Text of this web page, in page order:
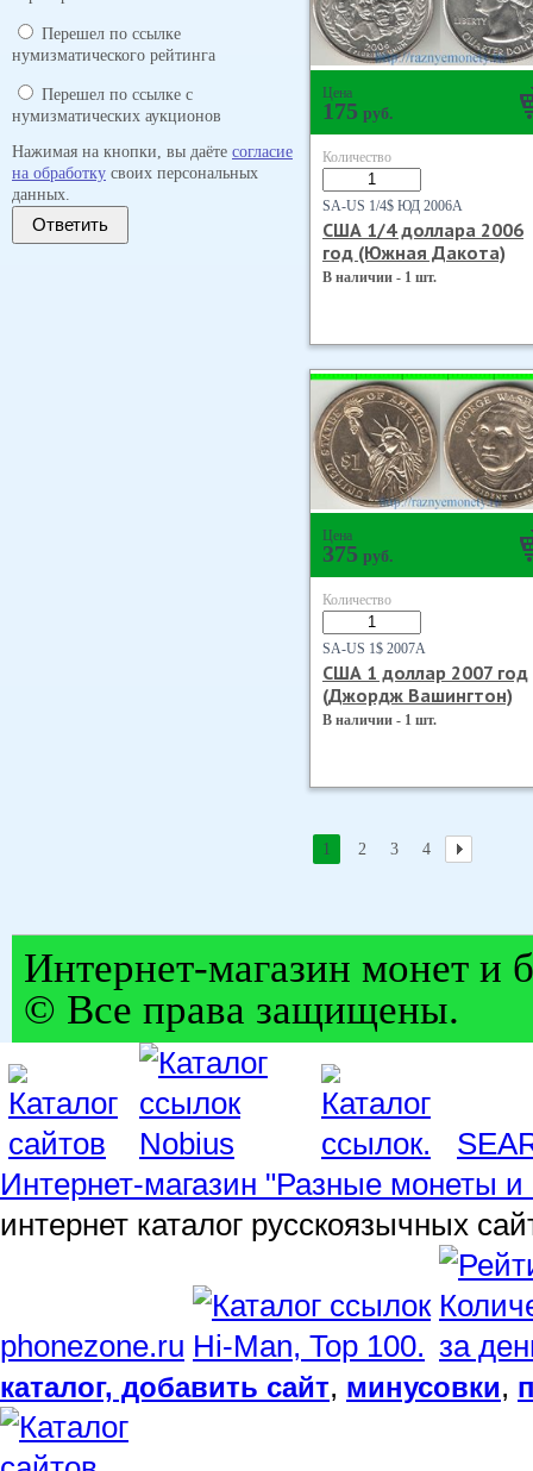
Перешел по ссылке
нумизматического рейтинга
Перешел по ссылке с
нумизматических аукционов
Нажимая на кнопки, вы даёте согласие
на обработку своих персональных
данных.
Ответить
Цена
175 руб.
Количество
SA-US 1/4$ ЮД 2006А
США 1/4 доллара 2006
год (Южная Дакота)
В наличии - 1 шт.
Цена
375 руб.
Количество
SA-US 1$ 2007А
США 1 доллар 2007 год
(Джордж Вашингтон)
В наличии - 1 шт.
1 2 3 4
Интернет-магазин монет и
© Все права защищены.
Интернет-магазин "Разные монеты и
интернет каталог русскоязычных
phonezone.ru
каталог, добавить сайт, минусовки,